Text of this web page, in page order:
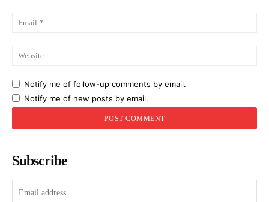
Notify me of follow-up comments by email.
Notify me of new posts by email.
Subscribe